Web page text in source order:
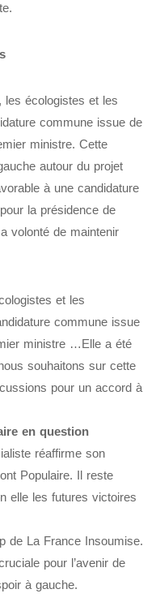
les écologistes et les
commune issue de
ministre. Cette
autour du projet
à une candidature
la présidence de
volonté de maintenir
et les
commune issue
ministre …Elle a été
souhaitons sur cette
pour un accord à
en question
réaffirme son
Populaire. Il reste
elle les futures victoires
de La France Insoumise.
pour l’avenir de
à gauche.